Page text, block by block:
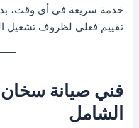
خدمة سريعة في أي وقت،
تقييم فعلي لظروف تشغيل
فني صيانة
الشامل